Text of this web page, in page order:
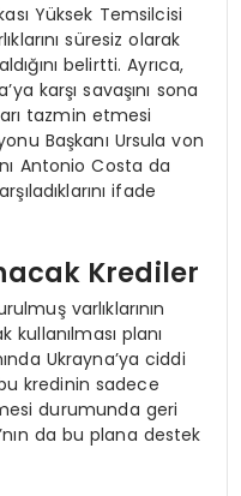
Yüksek Temsilcisi
süresiz olarak
belirtti. Ayrıca,
karşı savaşını sona
tazmin etmesi
Başkanı Ursula von
Antonio Costa da
ifade
Krediler
varlıklarının
kullanılması planı
Ukrayna’ya ciddi
kredinin sadece
durumunda geri
da bu plana destek